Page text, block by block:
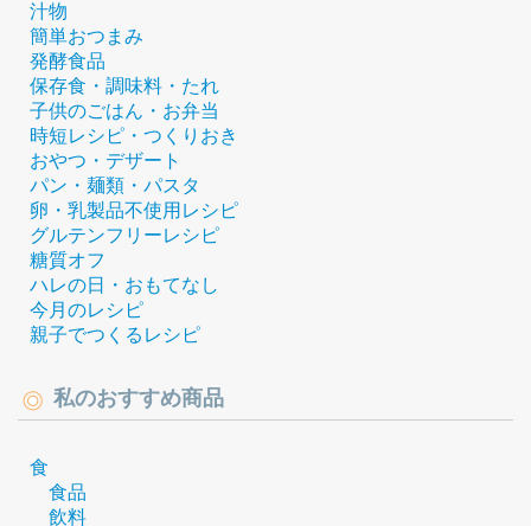
汁物
簡単おつまみ
発酵食品
保存食・調味料・たれ
子供のごはん・お弁当
時短レシピ・つくりおき
おやつ・デザート
パン・麺類・パスタ
卵・乳製品不使用レシピ
グルテンフリーレシピ
糖質オフ
ハレの日・おもてなし
今月のレシピ
親子でつくるレシピ
私のおすすめ商品
食
食品
飲料